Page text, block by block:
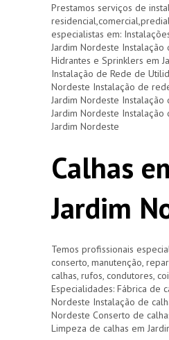
Prestamos serviços de
especialistas em:
Jardim Nordeste Instalação
Hidrantes e Sprinklers em
Instalação de Rede de
Nordeste Instalação de
Jardim Nordeste
Jardim Nordeste
Jardim Nordeste
Calhas
Jardim
Temos profissionais
conserto, manutenção,
calhas, rufos, condutores,
Especialidades: Fábrica de
Nordeste Instalação de
Nordeste Conserto de
Limpeza de calhas em